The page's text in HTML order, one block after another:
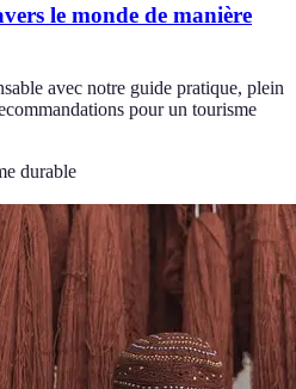
le monde de manière
avec notre guide pratique, plein
pour un tourisme
durable